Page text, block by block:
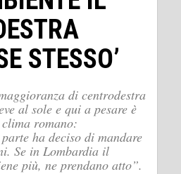
STESSO’
di centrodestra
al sole e qui a pesare è
romano:
ha deciso di mandare
Se in Lombardia il
più, ne prendano atto”.